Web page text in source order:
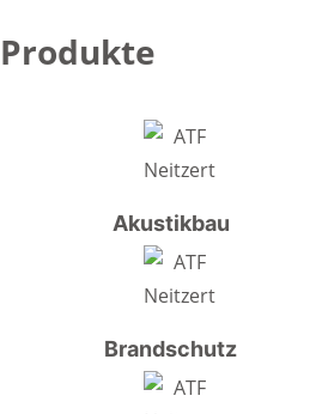
Produkte
Akustikbau
Brandschutz